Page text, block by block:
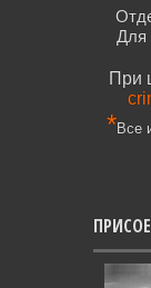
Для
При
*Все